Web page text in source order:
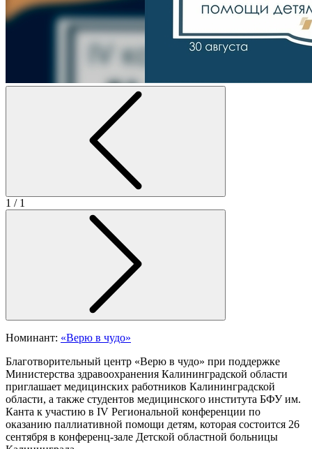
1 / 1
Номинант: «Верю в чудо»
Благотворительный центр «Верю в чудо» при поддержке
Министерства здравоохранения Калининградской области
приглашает медицинских работников Калининградской
области, а также студентов медицинского института БФУ им.
Канта к участию в IV Региональной конференции по
оказанию паллиативной помощи детям, которая состоится 26
сентября в конференц-зале Детской областной больницы